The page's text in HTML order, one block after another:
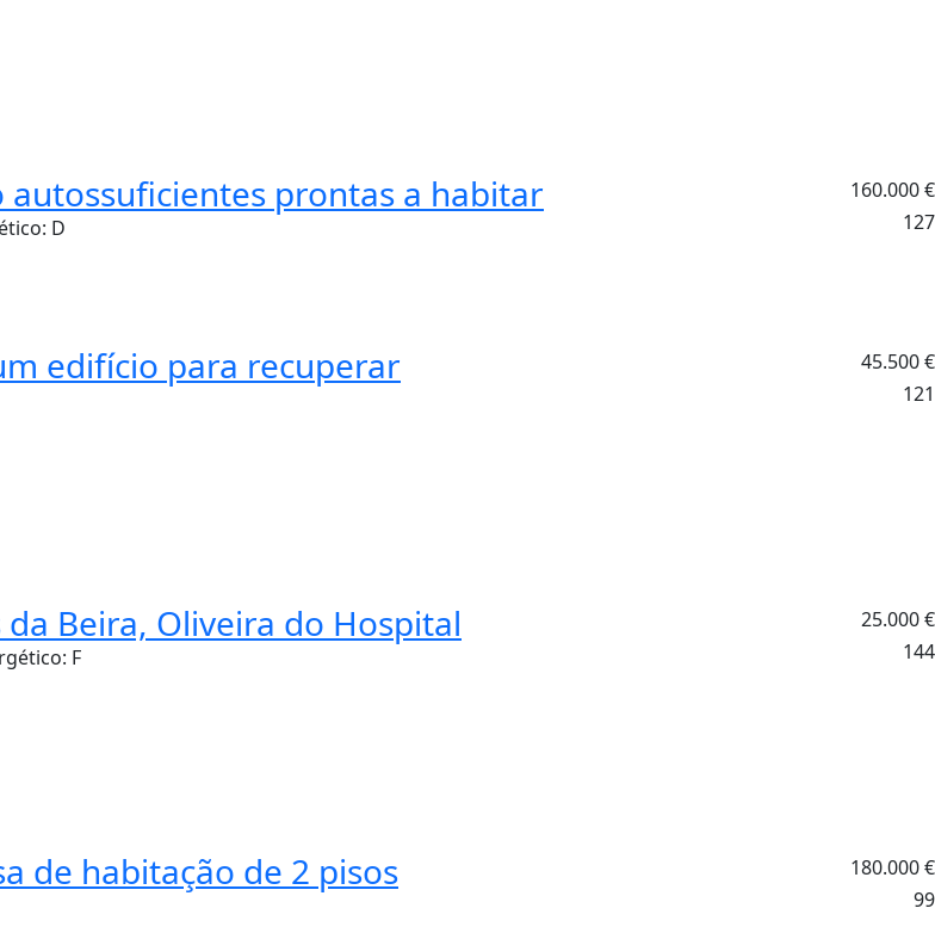
prontas a habitar
D
160.000€
127
edifício para recuperar 45.500€
121
Beira, Oliveira do Hospital
F
25.000€
144
de habitação de 2 pisos 180.000€
99